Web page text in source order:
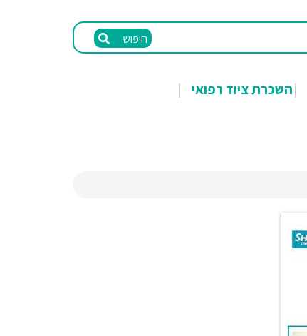
חיפוש
השכרת ציוד רפואי